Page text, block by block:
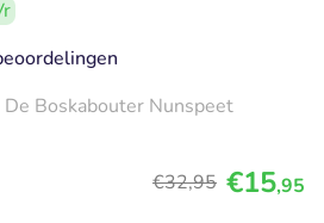
Boskabouter Nunspeet
€32,95 €15,95